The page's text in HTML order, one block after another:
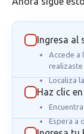
Ingresa
Accede a
Localiza
Haz clic
Espera a